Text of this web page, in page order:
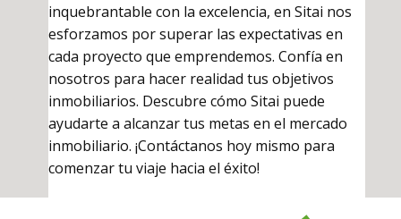
inquebrantable con la excelencia, en Sitai nos
esforzamos por superar las expectativas en
cada proyecto que emprendemos. Confía en
nosotros para hacer realidad tus objetivos
inmobiliarios. Descubre cómo Sitai puede
ayudarte a alcanzar tus metas en el mercado
inmobiliario. ¡Contáctanos hoy mismo para
comenzar tu viaje hacia el éxito!